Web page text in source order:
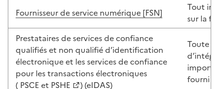
Fournisseur de service numérique [FSN]
Tout
sur la
Prestataires de services de confiance
qualifiés et non qualifié d’identification
électronique et les services de confiance
pour les transactions électroniques
( PSCE et PSHE ) (eIDAS)
Toute
fourni